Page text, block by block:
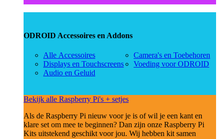
ODROID Accessoires en Addons
Alle Accessoires
Displays en Touchscreens
Audio en Geluid
Camera's en Toebehoren
Voeding voor ODROID
Bekijk alle Raspberry Pi's + setjes
Als de Raspberry Pi nieuw voor je is of wil je een kant en
klare set om mee te beginnen? Dan zijn onze Raspberry Pi
Kits uitstekend geschikt voor jou. Wij hebben kit samen